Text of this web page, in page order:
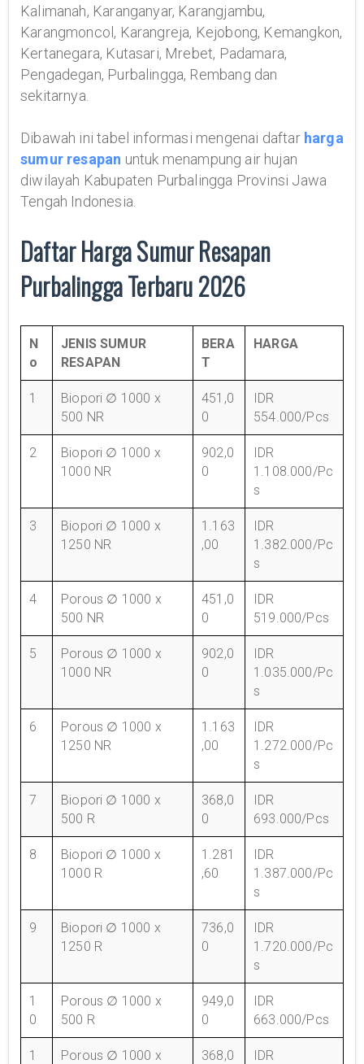
Kalimanah, Karanganyar, Karangjambu,
Karangmoncol, Karangreja, Kejobong, Kemangkon,
Kertanegara, Kutasari, Mrebet, Padamara,
Pengadegan, Purbalingga, Rembang dan
sekitarnya.
Dibawah ini tabel informasi mengenai daftar harga
sumur resapan untuk menampung air hujan
diwilayah Kabupaten Purbalingga Provinsi Jawa
Tengah Indonesia.
Daftar Harga Sumur Resapan
Purbalingga Terbaru 2026
N
o
JENIS SUMUR
RESAPAN
BERA
T
HARGA
1
Biopori ∅ 1000 x
500 NR
451,0
0
IDR
554.000/Pcs
2
Biopori ∅ 1000 x
1000 NR
902,0
0
IDR
1.108.000/Pc
s
3
Biopori ∅ 1000 x
1250 NR
1.163
,00
IDR
1.382.000/Pc
s
4
Porous ∅ 1000 x
500 NR
451,0
0
IDR
519.000/Pcs
5
Porous ∅ 1000 x
1000 NR
902,0
0
IDR
1.035.000/Pc
s
6
Porous ∅ 1000 x
1250 NR
1.163
,00
IDR
1.272.000/Pc
s
7
Biopori ∅ 1000 x
500 R
368,0
0
IDR
693.000/Pcs
8
Biopori ∅ 1000 x
1000 R
1.281
,60
IDR
1.387.000/Pc
s
9
Biopori ∅ 1000 x
1250 R
736,0
0
IDR
1.720.000/Pc
s
1
0
Porous ∅ 1000 x
500 R
949,0
0
IDR
663.000/Pcs
1
Porous ∅ 1000 x
368,0
IDR